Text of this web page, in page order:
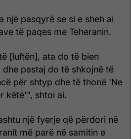
një pasqyrë se si e sheh ai
të paqes me Teheranin.
[luftën], ata do të bien
pastaj do të shkojnë të
për shtyp dhe të thonë 'Ne
këtë'", shtoi ai.
një fyerje që përdori në
më parë në samitin e